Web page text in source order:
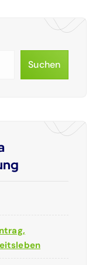
Suchen